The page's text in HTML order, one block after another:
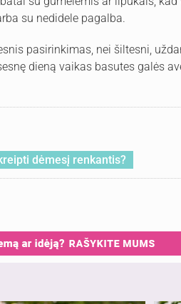
su nedidele pagalba.
pasirinkimas, nei šiltesni,
dieną vaikas basutes galės
dėmesį renkantis?